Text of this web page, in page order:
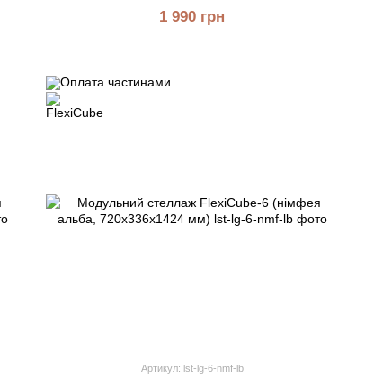
1 990 грн
Артикул: lst-lg-6-nmf-lb